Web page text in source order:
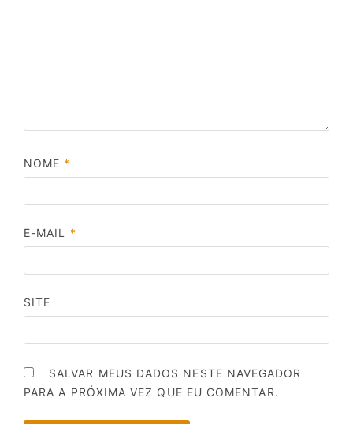
NOME *
E-MAIL *
SITE
SALVAR MEUS DADOS NESTE NAVEGADOR
PARA A PRÓXIMA VEZ QUE EU COMENTAR.